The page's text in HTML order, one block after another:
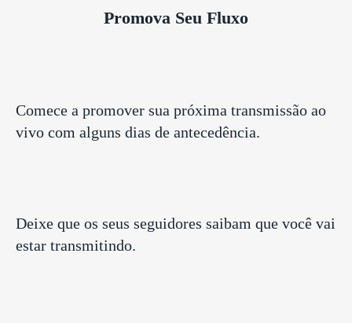
Promova Seu Fluxo
Comece a promover sua próxima transmissão ao
vivo com alguns dias de antecedência.
Deixe que os seus seguidores saibam que você vai
estar transmitindo.